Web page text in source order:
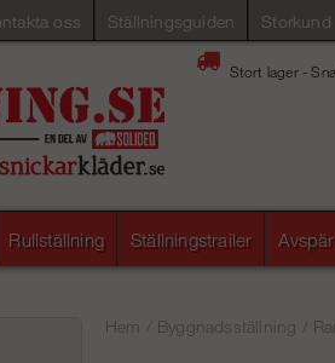
oss Ställningsguiden Storkund
Stort lager -
Rullställning Ställningstrailer
Hem Byggnadsställning